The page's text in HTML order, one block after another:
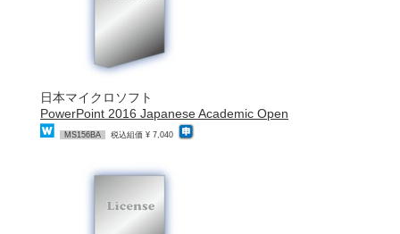
日本マイクロソフト
PowerPoint 2016 Japanese Academic Open
MS156BA 税込組価 ¥ 7,040